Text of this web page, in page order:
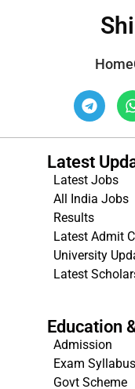
Home
Latest
Latest Jobs
All India Jobs
Results
Latest Admit
University
Latest
Education
Admission
Exam Syllabus
Govt Scheme